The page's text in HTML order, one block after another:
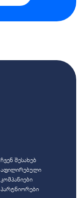
ჩვენ შესახებ
აფილირებული
კომპანიები
პარტნიორები